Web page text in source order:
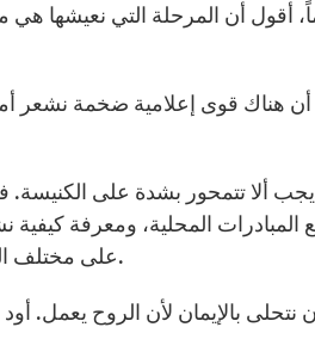
أقول أن المرحلة التي نعيشها
هناك قوى إعلامية ضخمة نشعر
يجب ألا تتمحور بشدة على الكنيسة.
المبادرات المحلية، ومعرفة كيفية
على مختلف الصعد، مع التقدير الدائم للقيمة الإعلامية والصادقة التي تقدمها لنا الكنيسة جمعاء.
بالإيمان لأن الروح يعمل.